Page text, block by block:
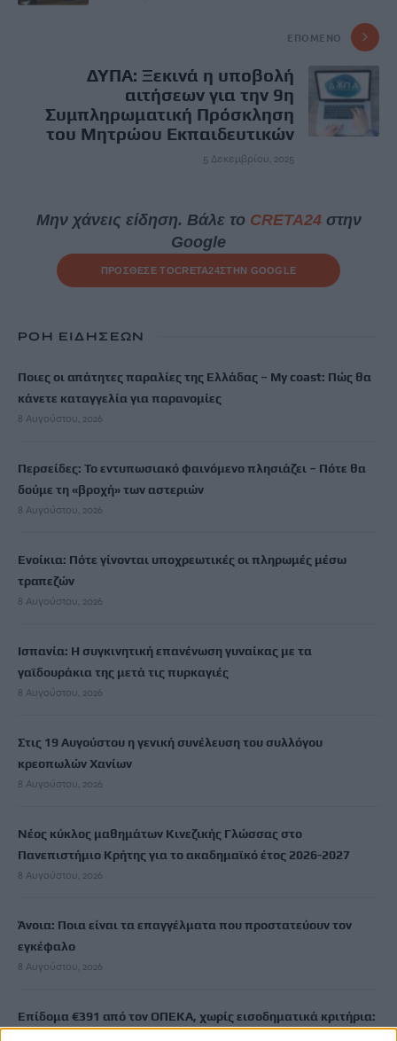
ΕΠΌΜΕΝΟ
ΔΥΠΑ: Ξεκινά η υποβολή
αιτήσεων για την 9η
Συμπληρωματική Πρόσκληση
του Μητρώου Εκπαιδευτικών
5 Δεκεμβρίου, 2025
Μην χάνεις είδηση. Βάλε το CRETA24στην
Google
ΠΡΟΣΘΕΣΕ ΤΟCRETA24ΣΤΗΝ GOOGLE
ΡΟΗ ΕΙΔΗΣΕΩΝ
Ποιες οι απάτητες παραλίες της Ελλάδας – My coast: Πώς θα
κάνετε καταγγελία για παρανομίες
8 Αυγούστου, 2026
Περσείδες: Το εντυπωσιακό φαινόμενο πλησιάζει – Πότε θα
δούμε τη «βροχή» των αστεριών
8 Αυγούστου, 2026
Ενοίκια: Πότε γίνονται υποχρεωτικές οι πληρωμές μέσω
τραπεζών
8 Αυγούστου, 2026
Ισπανία: Η συγκινητική επανένωση γυναίκας με τα
γαϊδουράκια της μετά τις πυρκαγιές
8 Αυγούστου, 2026
Στις 19 Αυγούστου η γενική συνέλευση του συλλόγου
κρεοπωλών Χανίων
8 Αυγούστου, 2026
Νέος κύκλος μαθημάτων Κινεζικής Γλώσσας στο
Πανεπιστήμιο Κρήτης για το ακαδημαϊκό έτος 2026-2027
8 Αυγούστου, 2026
Άνοια: Ποια είναι τα επαγγέλματα που προστατεύουν τον
εγκέφαλο
8 Αυγούστου, 2026
Επίδομα €391 από τον ΟΠΕΚΑ, χωρίς εισοδηματικά κριτήρια: